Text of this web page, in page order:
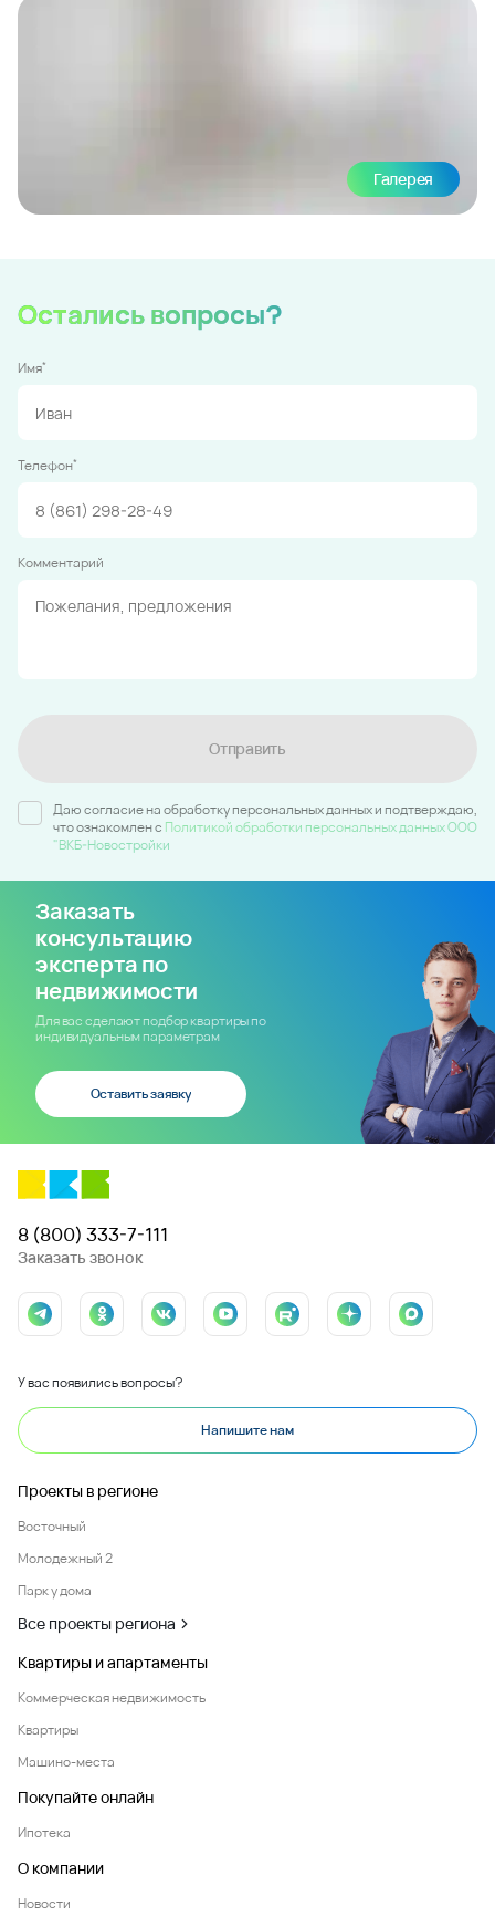
Галерея
Остались вопросы?
Имя*
Телефон*
Комментарий
Отправить
Даю согласие на обработку персональных данных и подтверждаю,
что ознакомлен c Политикой обработки персональных данных ООО
"ВКБ-Новостройки
Заказать
консультацию
эксперта по
недвижимости
Для вас сделают подбор квартиры по
индивидуальным параметрам
Оставить заявку
8 (800) 333-7-111
Заказать звонок
У вас появились вопросы?
Напишите нам
Проекты в регионе
Восточный
Молодежный 2
Парк у дома
Все проекты региона
Квартиры и апартаменты
Коммерческая недвижимость
Квартиры
Машино-места
Покупайте онлайн
Ипотека
О компании
Новости